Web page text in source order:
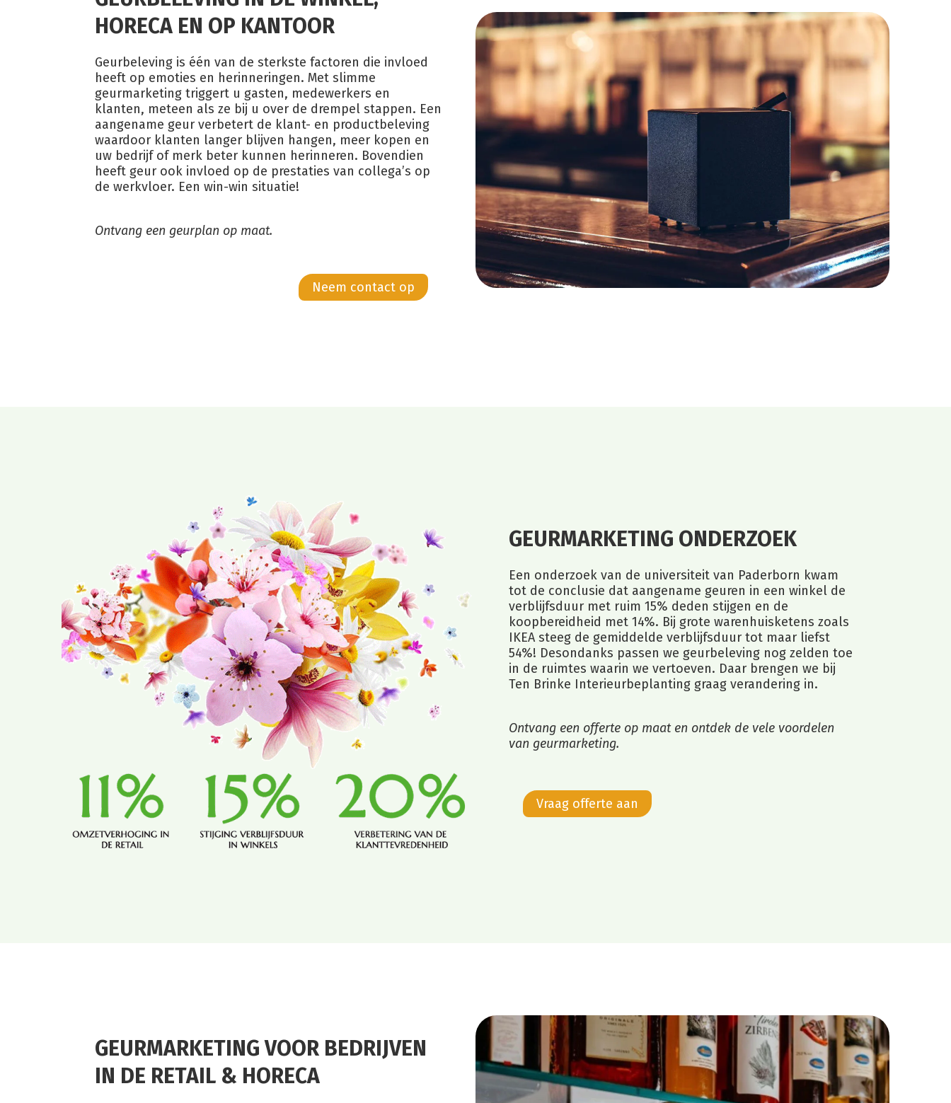
HORECA EN OP KANTOOR
Geurbeleving is één van de sterkste factoren die invloed
heeft op emoties en herinneringen. Met slimme
geurmarketing triggert u gasten, medewerkers en
klanten, meteen als ze bij u over de drempel stappen. Een
aangename geur verbetert de klant- en productbeleving
waardoor klanten langer blijven hangen, meer kopen en
uw bedrijf of merk beter kunnen herinneren. Bovendien
heeft geur ook invloed op de prestaties van collega’s op
de werkvloer. Een win-win situatie!
Ontvang een geurplan op maat.
Neem contact op
GEURMARKETING ONDERZOEK
Een onderzoek van de universiteit van Paderborn kwam
tot de conclusie dat aangename geuren in een winkel de
verblijfsduur met ruim 15% deden stijgen en de
koopbereidheid met 14%. Bij grote warenhuisketens zoals
IKEA steeg de gemiddelde verblijfsduur tot maar liefst
54%! Desondanks passen we geurbeleving nog zelden toe
in de ruimtes waarin we vertoeven. Daar brengen we bij
Ten Brinke Interieurbeplanting graag verandering in.
Ontvang een offerte op maat en ontdek de vele voordelen
van geurmarketing.
Vraag offerte aan
GEURMARKETING VOOR BEDRIJVEN
IN DE RETAIL & HORECA